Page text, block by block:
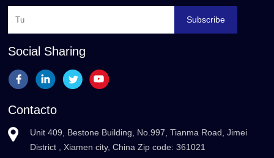
Subscribe
Social Sharing
Contacto
Unit 409, Bestone Building, No.997, Tianma Road, Jimei
District , Xiamen city, China Zip code: 361021